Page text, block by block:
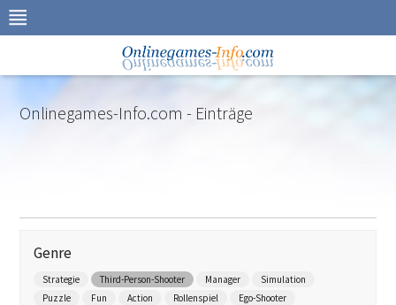
Zur
Navigation
Inhalt
Onlinegames-Info.com - Einträge
Genre
Strategie Third-Person-Shooter Manager
Simulation
Puzzle
Fun Action Rollenspiel Ego-Shooter